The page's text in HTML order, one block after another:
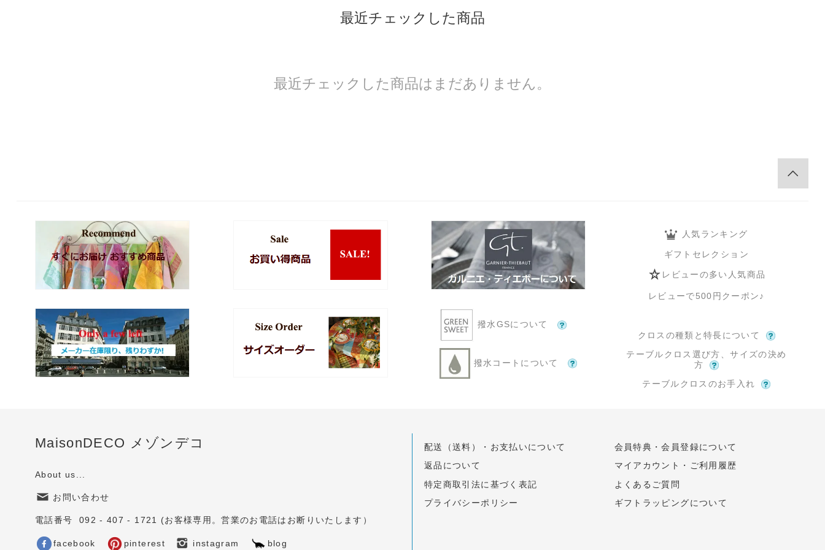
最近チェックした商品
最近チェックした商品はまだありません。
撥水GSについて
撥水コートについて
人気ランキング
ギフトセレクション
レビューの多い人気商品
レビューで500円クーポン♪
クロスの種類と特長について
テーブルクロス選び方、サイズの決め
方
テーブルクロスのお手入れ
MaisonDECO メゾンデコ
About us...
お問い合わせ
電話番号 092 - 407 - 1721 (お客様専用。営業のお電話はお断りいたします）
facebook pinterest instagram blog
配送（送料）・お支払いについて
返品について
特定商取引法に基づく表記
プライバシーポリシー
会員特典・会員登録について
マイアカウント・ご利用履歴
よくあるご質問
ギフトラッピングについて